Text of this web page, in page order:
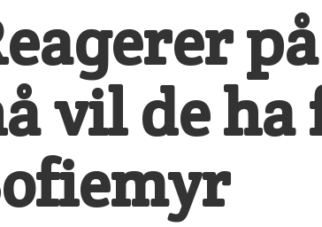
vil de